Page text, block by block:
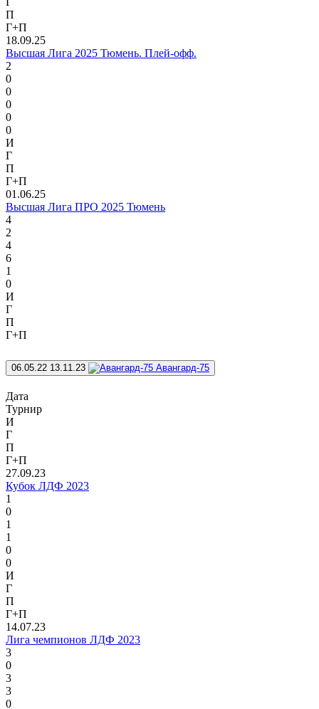
П
Г+П
18.09.25
Высшая Лига 2025 Тюмень. Плей-офф.
2
0
0
0
0
0
И
Г
П
Г+П
01.06.25
Высшая Лига ПРО 2025 Тюмень
4
2
4
6
1
0
И
Г
П
Г+П
06.05.22 13.11.23 Авангард-75
Дата
Турнир
И
Г
П
Г+П
27.09.23
Кубок ЛДФ 2023
1
0
1
1
0
0
И
Г
П
Г+П
14.07.23
Лига чемпионов ЛДФ 2023
3
0
3
3
0